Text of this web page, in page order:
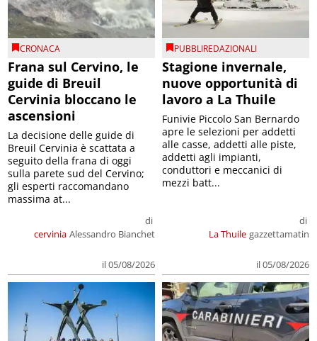
CRONACA
Frana sul Cervino, le
guide di Breuil
Cervinia bloccano le
ascensioni
cervinia
di
Alessandro Bianchet
il 05/08/2026
La decisione delle guide di
Breuil Cervinia è scattata a
seguito della frana di oggi
sulla parete sud del Cervino;
gli esperti raccomandano
massima at...
PUBBLIREDAZIONALI
Stagione invernale,
nuove opportunità di
lavoro a La Thuile
La Thuile
di
gazzettamatin
il 05/08/2026
Funivie Piccolo San Bernardo
apre le selezioni per addetti
alle casse, addetti alle piste,
addetti agli impianti,
conduttori e meccanici di
mezzi batt...